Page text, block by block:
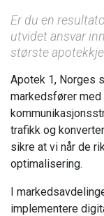
Er du en
utvidet ansvar
største
Apotek 1, Norges
markedsfører
trafikk og
sikre at vi når de
optimalisering.
I
implementere